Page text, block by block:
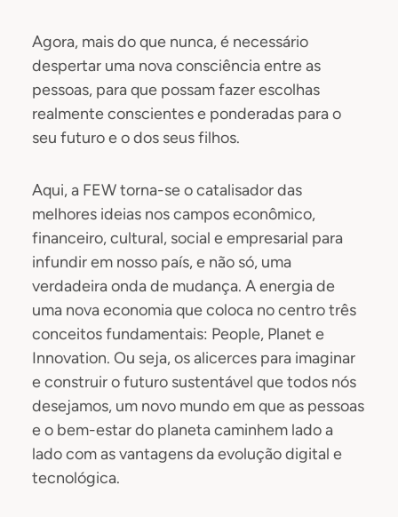
Agora, mais do que nunca, é necessário
despertar uma nova consciência entre as
pessoas, para que possam fazer escolhas
realmente conscientes e ponderadas para o
seu futuro e o dos seus filhos.
Aqui, a FEW torna-se o catalisador das
melhores ideias nos campos econômico,
financeiro, cultural, social e empresarial para
infundir em nosso país, e não só, uma
verdadeira onda de mudança. A energia de
uma nova economia que coloca no centro três
conceitos fundamentais: People, Planet e
Innovation. Ou seja, os alicerces para imaginar
e construir o futuro sustentável que todos nós
desejamos, um novo mundo em que as pessoas
e o bem-estar do planeta caminhem lado a
lado com as vantagens da evolução digital e
tecnológica.